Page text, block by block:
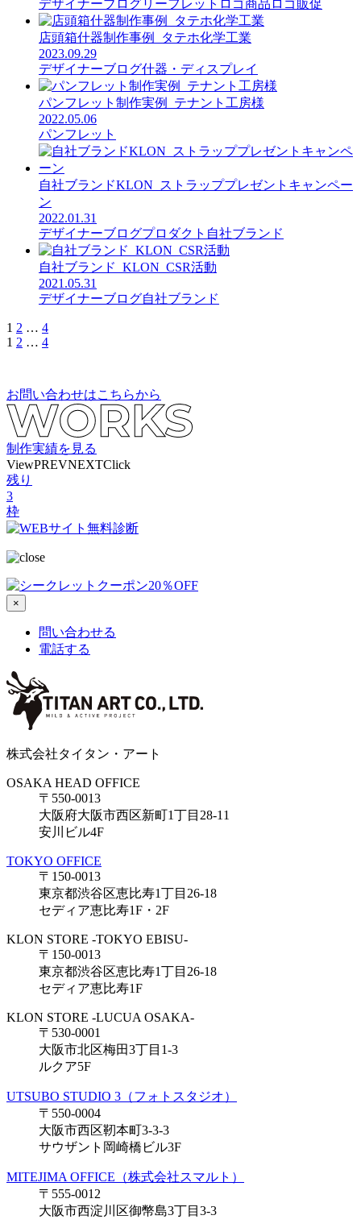
デザイナーブログ リーフレット ロゴ商品ロゴ販促
店頭箱什器制作事例_タテホ化学工業
2023.09.29
デザイナーブログ什器・ディスプレイ
パンフレット制作実例_テナント工房様
2022.05.06
パンフレット
自社ブランドKLON_ストラッププレゼントキャンペー
ン
2022.01.31
デザイナーブログプロダクト 自社ブランド
自社ブランド_KLON_CSR活動
2021.05.31
デザイナーブログ自社ブランド
1 2 … 4
1 2 … 4
お問い合わせはこちらから
制作実績を見る
ViewPREVNEXTClick
残り
3
枠
×
問い合わせる
電話する
株式会社タイタン・アート
OSAKA HEAD OFFICE
〒550-0013
大阪府大阪市西区新町1丁目28-11
安川ビル4F
TOKYO OFFICE
〒150-0013
東京都渋谷区恵比寿1丁目26-18
セディア恵比寿1F・2F
KLON STORE -TOKYO EBISU-
〒150-0013
東京都渋谷区恵比寿1丁目26-18
セディア恵比寿1F
KLON STORE -LUCUA OSAKA-
〒530-0001
大阪市北区梅田3丁目1-3
ルクア5F
UTSUBO STUDIO 3（フォトスタジオ）
〒550-0004
大阪市西区靭本町3-3-3
サウザント岡崎橋ビル3F
MITEJIMA OFFICE（株式会社スマルト）
〒555-0012
大阪市西淀川区御幣島3丁目3-3